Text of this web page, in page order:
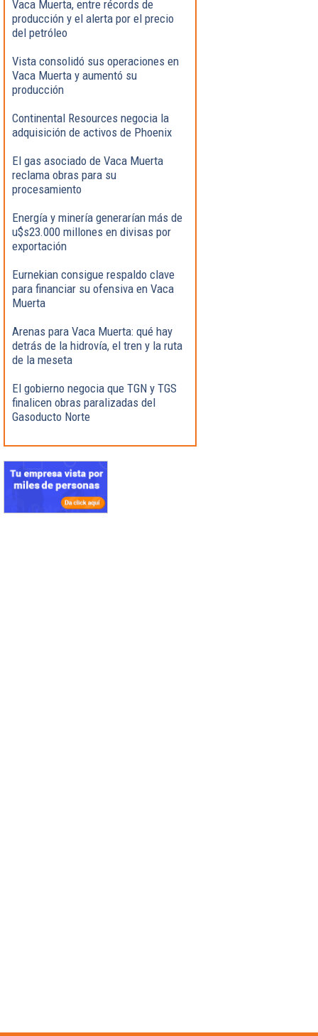
Vaca Muerta, entre récords de
producción y el alerta por el precio
del petróleo
Vista consolidó sus operaciones en
Vaca Muerta y aumentó su
producción
Continental Resources negocia la
adquisición de activos de Phoenix
El gas asociado de Vaca Muerta
reclama obras para su
procesamiento
Energía y minería generarían más de
u$s23.000 millones en divisas por
exportación
Eurnekian consigue respaldo clave
para financiar su ofensiva en Vaca
Muerta
Arenas para Vaca Muerta: qué hay
detrás de la hidrovía, el tren y la ruta
de la meseta
El gobierno negocia que TGN y TGS
finalicen obras paralizadas del
Gasoducto Norte